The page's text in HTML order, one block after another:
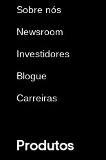
Sobre nós
Newsroom
Investidores
Blogue
Carreiras
Produtos